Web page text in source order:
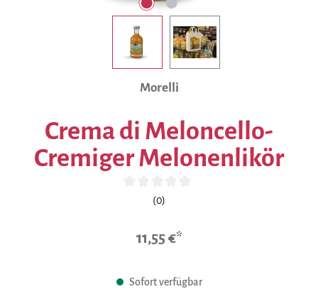
Morelli
Crema di Meloncello-
Cremiger Melonenlikör
Durchschnittliche Bewertung von 0 von 5 Sternen
(0)
11,55 €*
Sofort verfügbar